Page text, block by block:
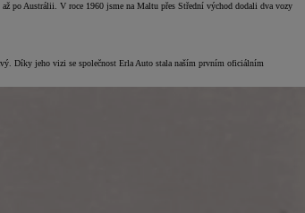
po Austrálii. V roce 1960 jsme na Maltu přes Střední východ dodali dva vozy
Díky jeho vizi se společnost Erla Auto stala naším prvním oficiálním